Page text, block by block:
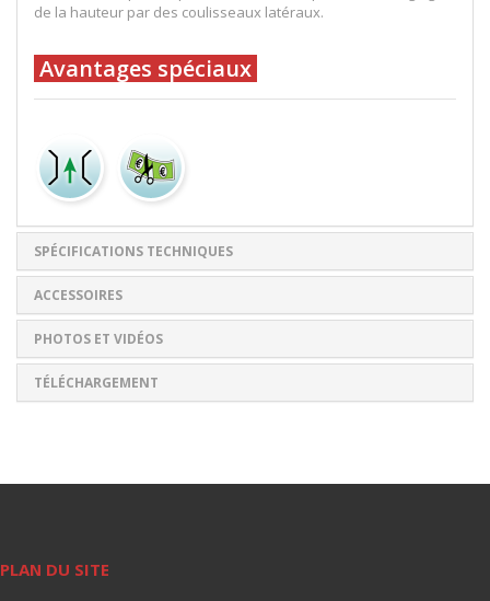
de la hauteur par des coulisseaux latéraux.
Avantages spéciaux
SPÉCIFICATIONS TECHNIQUES
ACCESSOIRES
PHOTOS ET VIDÉOS
TÉLÉCHARGEMENT
PLAN DU SITE